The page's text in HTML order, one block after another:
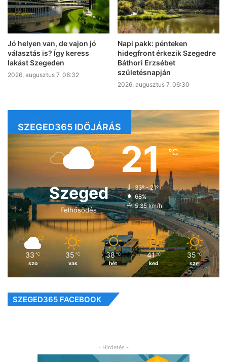
Jó helyen van, de vajon jó
választás is? Így keress
lakást Szegeden
2026, augusztus 7. 08:32
Napi pakk: pénteken
hidegfront érkezik Szegedre
Báthori Erzsébet
születésnapján
2026, augusztus 7. 06:30
SZEGED365 IDŐJÁRÁS
Szeged
Felhősödés
21℃
33º - 21º
68%
5.35 km/h
33 ℃
szo
35 ℃
vas
38 ℃
hét
41 ℃
ked
35 ℃
sze
SZEGED365 FACEBOOK
- Hirdetés -